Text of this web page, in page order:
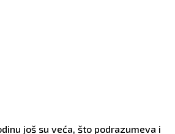
još su veća, što podrazumeva i